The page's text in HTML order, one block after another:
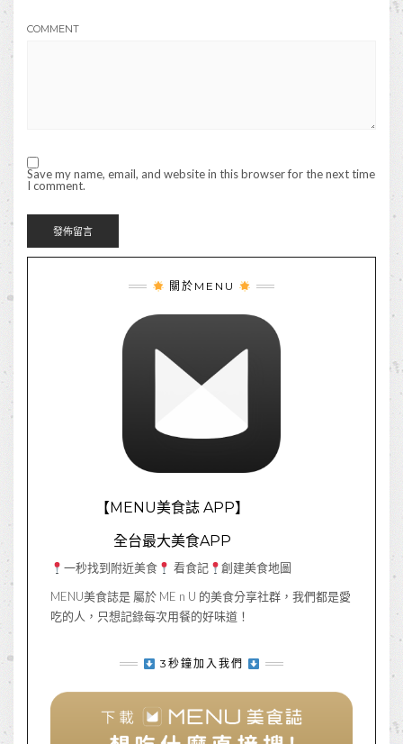
COMMENT
Save my name, email, and website in this browser for the next time
I comment.
關於MENU
【MENU美食誌 APP】
全台最大美食APP
一秒找到附近美食 看食記
創建美食地圖
MENU美食誌是 屬於 ME n U 的美食分享社群，我們都是愛
吃的人，只想記錄每次用餐的好味道！
3秒鐘加入我們